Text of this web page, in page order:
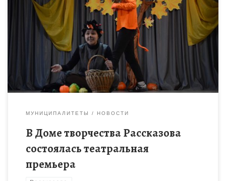
5 ноября юные зрители Дома детского творчества города
Рассказово увидели увлекательный и поучительный
спектакль «Как тигр свои полоски искал», который
подготовили талантливые артисты из объединения […]
МУНИЦИПАЛИТЕТЫ НОВОСТИ
В Доме творчества Рассказова
состоялась театральная
премьера